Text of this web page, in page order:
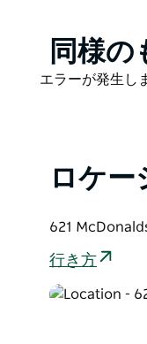
アートフォー
作品を制作し
ィングを専門
人々がアート
て地域社会に
Product
List
同様の
Product
エラーが発生し
ロケー
621
行き方